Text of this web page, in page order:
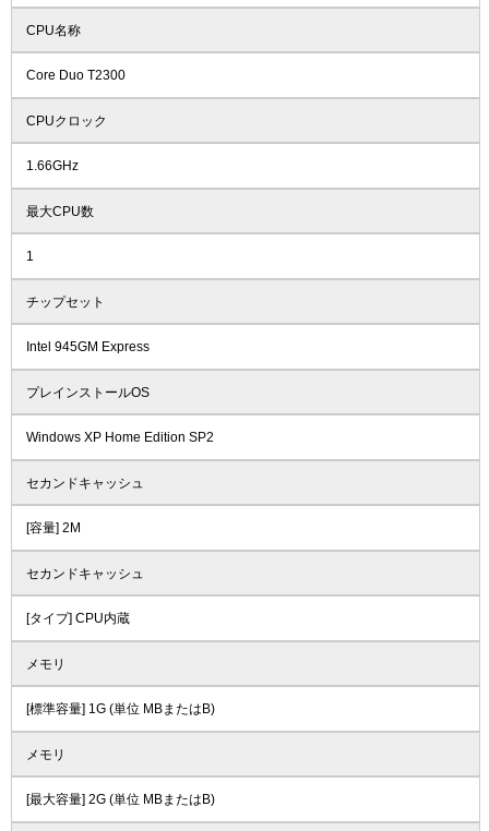
CPU名称
Core Duo T2300
CPUクロック
1.66GHz
最大CPU数
1
チップセット
Intel 945GM Express
プレインストールOS
Windows XP Home Edition SP2
セカンドキャッシュ
[容量] 2M
セカンドキャッシュ
[タイプ] CPU内蔵
メモリ
[標準容量] 1G (単位 MBまたはB)
メモリ
[最大容量] 2G (単位 MBまたはB)